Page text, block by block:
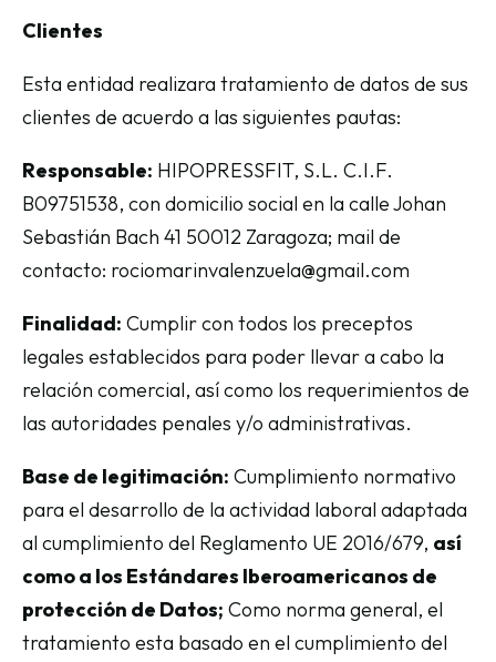
Clientes
Esta entidad realizara tratamiento de datos de sus
clientes de acuerdo a las siguientes pautas:
Responsable: HIPOPRESSFIT, S.L. C.I.F.
B09751538, con domicilio social en la calle Johan
Sebastián Bach 41 50012 Zaragoza; mail de
contacto: rociomarinvalenzuela@gmail.com
Finalidad: Cumplir con todos los preceptos
legales establecidos para poder llevar a cabo la
relación comercial, así como los requerimientos de
las autoridades penales y/o administrativas.
Base de legitimación: Cumplimiento normativo
para el desarrollo de la actividad laboral adaptada
al cumplimiento del Reglamento UE 2016/679, así
como a los Estándares Iberoamericanos de
protección de Datos; Como norma general, el
tratamiento esta basado en el cumplimiento del